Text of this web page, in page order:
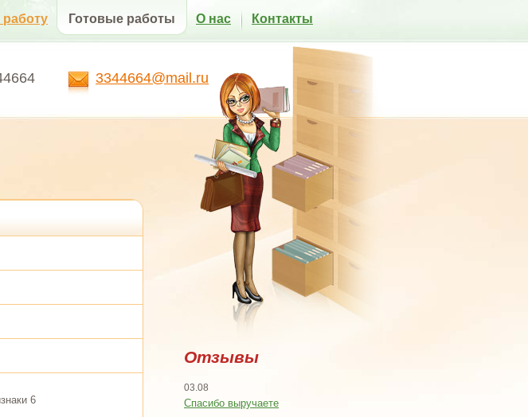
3344664@mail.ru
работу Готовые работы О нас Контакты
6
Отзывы
03.08
Спасибо выручаете